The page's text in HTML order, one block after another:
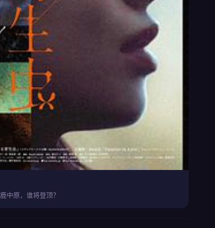
中原，谁将登顶？